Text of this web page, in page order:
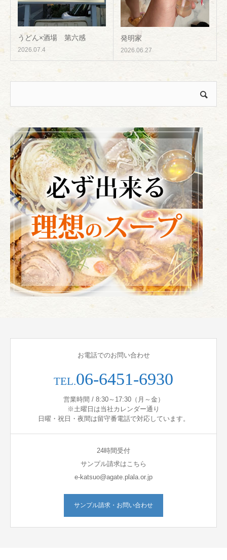
うどん×酒場 第六感
2026.07.4
発明家
2026.06.27
お電話でのお問い合わせ
TEL.06-6451-6930
営業時間 / 8:30～17:30（月～金）
※土曜日は当社カレンダー通り
日曜・祝日・夜間は留守番電話で対応しています。
24時間受付
サンプル請求はこちら
e-katsuo@agate.plala.or.jp
サンプル請求・お問い合わせ